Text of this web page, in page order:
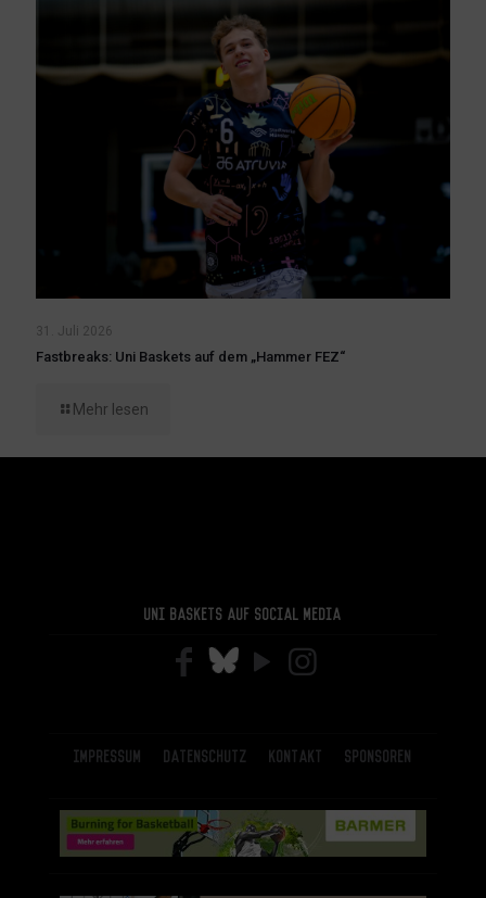
31. Juli 2026
Fastbreaks: Uni Baskets auf dem „Hammer FEZ“
Mehr lesen
Uni Baskets auf Social Media
Impressum Datenschutz Kontakt Sponsoren